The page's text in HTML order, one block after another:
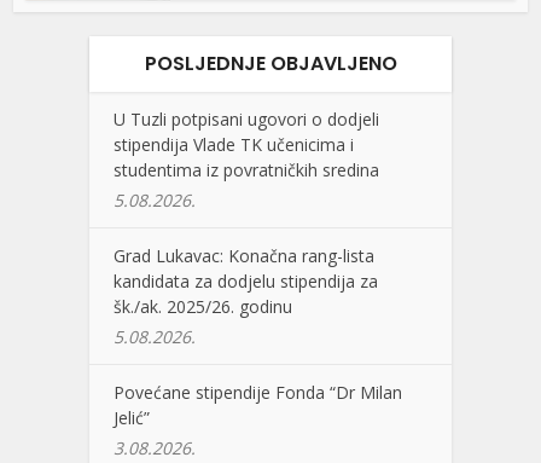
POSLJEDNJE OBJAVLJENO
U Tuzli potpisani ugovori o dodjeli
stipendija Vlade TK učenicima i
studentima iz povratničkih sredina
5.08.2026.
Grad Lukavac: Konačna rang-lista
kandidata za dodjelu stipendija za
šk./ak. 2025/26. godinu
5.08.2026.
Povećane stipendije Fonda “Dr Milan
Jelić”
3.08.2026.